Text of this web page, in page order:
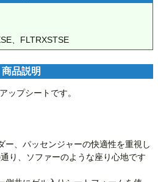
、FLTRXSTSE
商品説明
ップシートです。
ー、パッセンジャーの快適性を重視し
り、ソファーのような座り心地です